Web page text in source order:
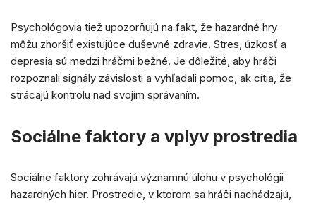
Psychológovia tiež upozorňujú na fakt, že hazardné hry
môžu zhoršiť existujúce duševné zdravie. Stres, úzkosť a
depresia sú medzi hráčmi bežné. Je dôležité, aby hráči
rozpoznali signály závislosti a vyhľadali pomoc, ak cítia, že
strácajú kontrolu nad svojím správaním.
Sociálne faktory a vplyv prostredia
Sociálne faktory zohrávajú významnú úlohu v psychológii
hazardných hier. Prostredie, v ktorom sa hráči nachádzajú,